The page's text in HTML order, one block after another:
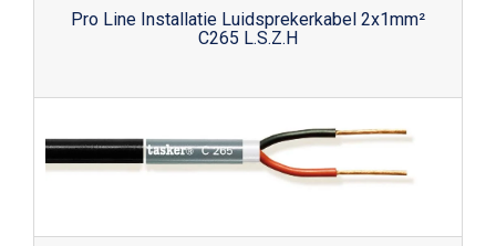
Pro Line Installatie Luidsprekerkabel 2x1mm²
C265 L.S.Z.H